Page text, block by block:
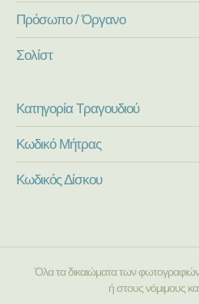
Πρόσωπο / Όργανο
Σολίστ
Κατηγορία Τραγουδιού
Κωδικό Μήτρας
Κωδικός Δίσκου
Όλα τα δικαιώματα των
ή στους νόμιμους